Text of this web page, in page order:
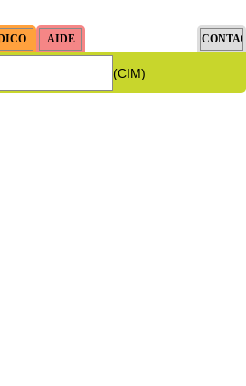
(CIM)